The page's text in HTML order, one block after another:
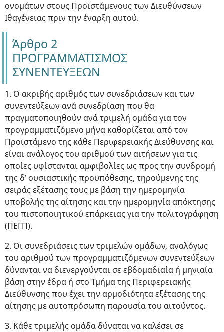
ονομάτων στους Προϊστάμενους των Διευθύνσεων
Ιθαγένειας πριν την έναρξη αυτού.
Άρθρο 2
ΠΡΟΓΡΑΜΜΑΤΙΣΜΟΣ
ΣΥΝΕΝΤΕΥΞΕΩΝ
1. Ο ακριβής αριθμός των συνεδριάσεων και των
συνεντεύξεων ανά συνεδρίαση που θα
πραγματοποιηθούν ανά τριμελή ομάδα για τον
προγραμματιζόμενο μήνα καθορίζεται από τον
Προϊστάμενο της κάθε Περιφερειακής Διεύθυνσης και
είναι ανάλογος του αριθμού των αιτήσεων για τις
οποίες υφίστανται αμφιβολίες ως προς την συνδρομή
της δ’ ουσιαστικής προϋπόθεσης, τηρούμενης της
σειράς εξέτασης τους με βάση την ημερομηνία
υποβολής της αίτησης και την ημερομηνία απόκτησης
του πιστοποιητικού επάρκειας για την πολιτογράφηση
(ΠΕΓΠ).
2. Οι συνεδριάσεις των τριμελών ομάδων, αναλόγως
του αριθμού των προγραμματιζόμενων συνεντεύξεων
δύνανται να διενεργούνται σε εβδομαδιαία ή μηνιαία
βάση στην έδρα ή στο Τμήμα της Περιφερειακής
Διεύθυνσης που έχει την αρμοδιότητα εξέτασης της
αίτησης με αυτοπρόσωπη παρουσία του αιτούντος.
3. Κάθε τριμελής ομάδα δύναται να καλέσει σε